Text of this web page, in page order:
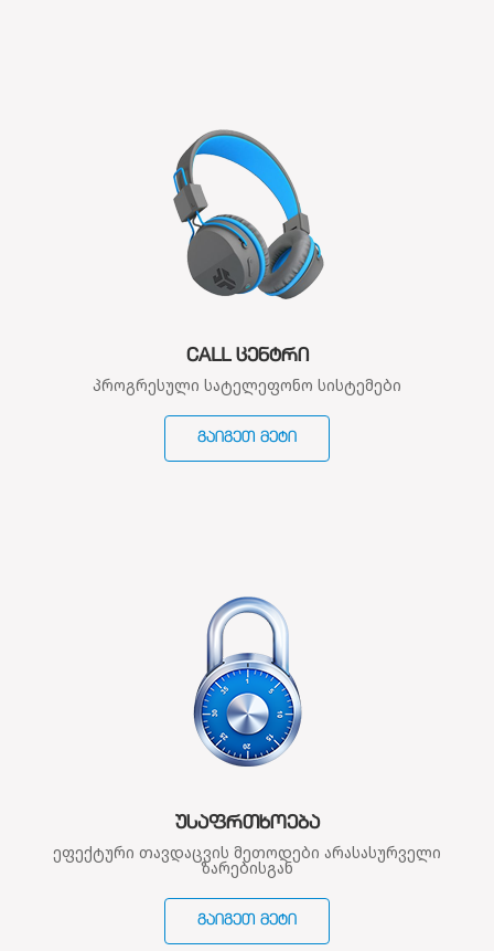
CALL ᲪᲔᲜᲢᲠᲘ
პროგრესული სატელეფონო სისტემები
ᲒᲐᲘᲒᲔᲗ ᲛᲔᲢᲘ
ᲣᲡᲐᲤᲠᲗᲮᲝᲔᲑᲐ
ეფექტური თავდაცვის მეთოდები არასასურველი
ზარებისგან
ᲒᲐᲘᲒᲔᲗ ᲛᲔᲢᲘ